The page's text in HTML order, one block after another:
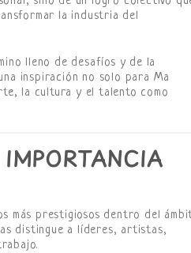
la industria del
lleno de desafíos y de la
inspiración no solo para Ma
la cultura y el talento como
más prestigiosos dentro del
distingue a líderes, artistas,